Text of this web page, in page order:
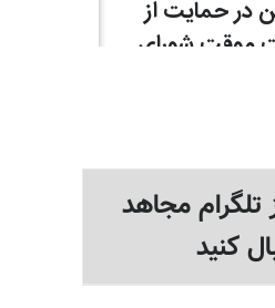
تلگرام مجاهد
کنید